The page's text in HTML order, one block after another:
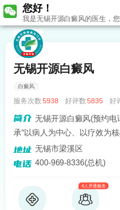
您好！
我是无锡开源白癜风的医生，
无
无锡开源白癜风
白癜风
服务次数 5938 好评数 5835 好
无锡开源白癜风(预约电
承“以病人为中心、以疗效为
人才、设备，立志以优质化
打造白癜风治疗品牌。
无锡市梁溪区
400-969-8336(总机)
4人开通服务